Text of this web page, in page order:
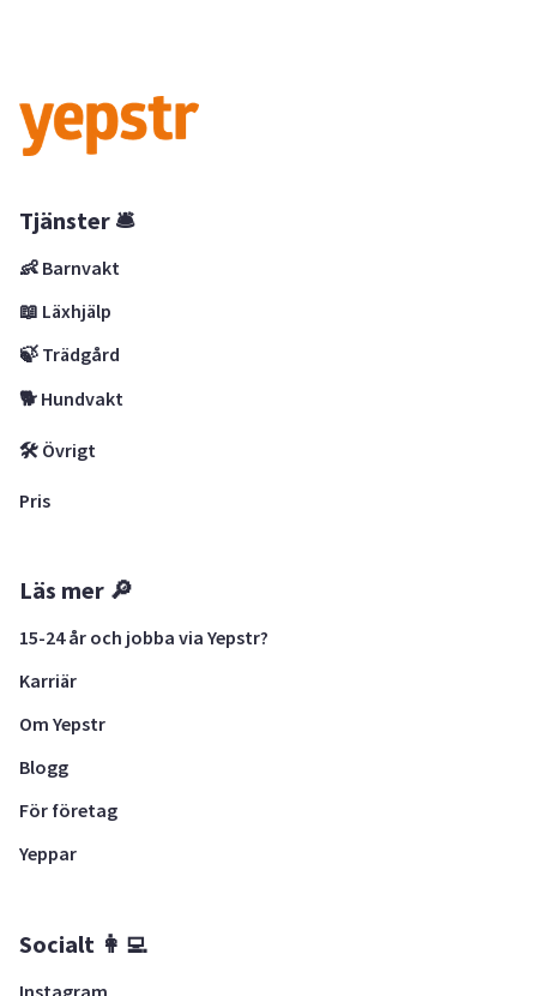
Tjänster 🛎
👶 Barnvakt
📖 Läxhjälp
🍃 Trädgård
🐕 Hundvakt
🛠 Övrigt
Pris
Läs mer 🔎
15-24 år och jobba via Yepstr?
Karriär
Om Yepstr
Blogg
För företag
Yeppar
Socialt 👩‍💻
Instagram